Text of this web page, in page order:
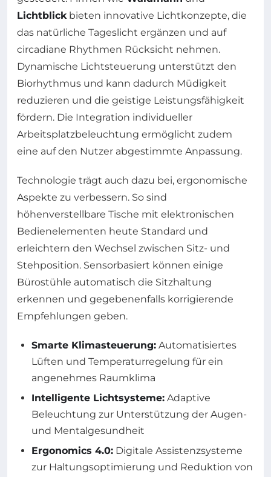
Lichtblick bieten innovative Lichtkonzepte, die
das natürliche Tageslicht ergänzen und auf
circadiane Rhythmen Rücksicht nehmen.
Dynamische Lichtsteuerung unterstützt den
Biorhythmus und kann dadurch Müdigkeit
reduzieren und die geistige Leistungsfähigkeit
fördern. Die Integration individueller
Arbeitsplatzbeleuchtung ermöglicht zudem
eine auf den Nutzer abgestimmte Anpassung.
Technologie trägt auch dazu bei, ergonomische
Aspekte zu verbessern. So sind
höhenverstellbare Tische mit elektronischen
Bedienelementen heute Standard und
erleichtern den Wechsel zwischen Sitz- und
Stehposition. Sensorbasiert können einige
Bürostühle automatisch die Sitzhaltung
erkennen und gegebenenfalls korrigierende
Empfehlungen geben.
Smarte Klimasteuerung: Automatisiertes
Lüften und Temperaturregelung für ein
angenehmes Raumklima
Intelligente Lichtsysteme: Adaptive
Beleuchtung zur Unterstützung der Augen-
und Mentalgesundheit
Ergonomics 4.0: Digitale Assistenzsysteme
zur Haltungsoptimierung und Reduktion von